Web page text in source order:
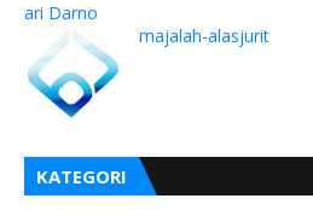
ari Darno
majalah-alasjurit
KATEGORI